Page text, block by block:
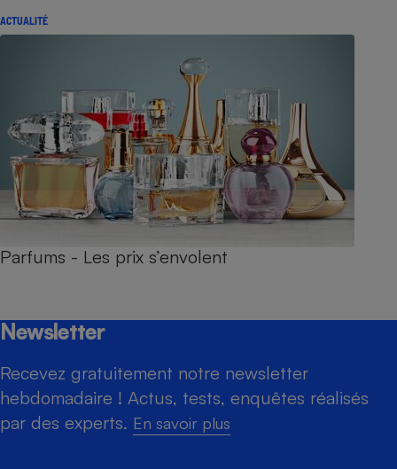
ACTUALITÉ
Parfums - Les prix s’envolent
Newsletter
Recevez gratuitement notre newsletter
hebdomadaire ! Actus, tests, enquêtes réalisés
par des experts. En savoir plus